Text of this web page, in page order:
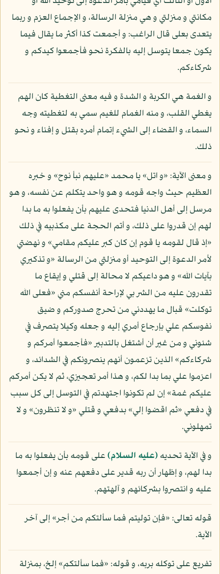
مكانتي و منزلتي و هي منزلة الرسالة، و الإجماع العزم و ربما
يتعدى بعلى قال الراغب: و أجمعت كذا أكثر ما يقال فيما
يكون جمعا يتوسل إليه بالفكرة نحو فأجمعوا كيدكم و
شركاءكم.
و الغمة هي الكربة و الشدة و فيه معنى التغطية كان الهم
يغطي القلب، و منه الغمام للغيم سمي به لتغطيته وجه
السماء، و القضاء إلى الشيء إتمام أمره بقتل و إفناء و نحو
ذلك.
و معنى الآية: «و اتل» يا محمد «عليهم نبأ نوح» و خبره
العظيم حيث واجه قومه و هو واحد يتكلم عن نفسه، و هو
مرسل إلى أهل الدنيا فتحدى عليهم بأن يفعلوا به ما بدا
لهم إن قدروا على ذلك، و أتم الحجة على مكذبيه في ذلك
«إذ قال لقومه يا قوم إن كان كبر عليكم مقامي» و نهضتي
لأمر الدعوة إلى التوحيد أو منزلتي من الرسالة «و تذكيري
بآيات الله» و هو داعيكم لا محالة إلى قتلي و إيقاع ما
تقدرون عليه من الشر بي لإراحة أنفسكم مني «فعلى الله
توكلت» قبال ما يهددني من تحرج صدوركم و ضيق
نفوسكم علي بإرجاع أمري إليه و جعله وكيلا يتصرف في
شئوني و من غير أن أشتغل بالتدبير «فأجمعوا أمركم و
شركاءكم» الذين تزعمون أنهم ينصرونكم في الشدائد، و
اعزموا علي بما بدا لكم، و هذا أمر تعجيزي، ثم لا يكن أمركم
عليكم غمة» إن لم تكونوا اجتهدتم في التوسل إلى كل سبب
في دفعي «ثم اقضوا إلي» بدفعي و قتلي «و لا تنظرون» و لا
تمهلوني.
و في الآية تحديه(عليه السلام)على قومه بأن يفعلوا به ما
بدا لهم، و إظهار أن ربه قدير على دفعهم عنه و إن أجمعوا
عليه و انتصروا بشركائهم و آلهتهم.
قوله تعالى: «فإن توليتم فما سألتكم من أجر» إلى آخر
الآية.
تفريع على توكله بربه، و قوله: «فما سألتكم» إلخ، بمنزلة